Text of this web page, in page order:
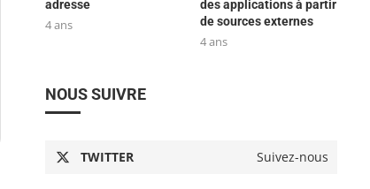
adresse
4 ans
des applications à partir
de sources externes
4 ans
NOUS SUIVRE
TWITTER Suivez-nous